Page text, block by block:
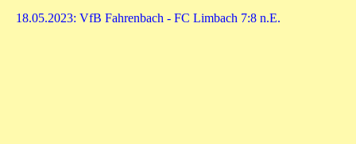
18.05.2023: VfB Fahrenbach - FC Limbach 7:8 n.E.